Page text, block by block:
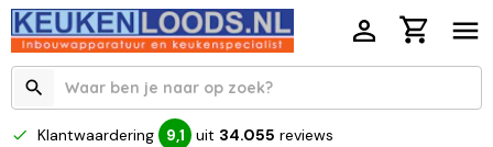
Klantwaardering 9,1 uit 34.055 reviews